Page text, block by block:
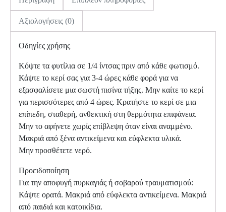
Αξιολογήσεις (0)
Οδηγίες χρήσης
Κόψτε τα φυτίλια σε 1/4 ίντσας πριν από κάθε φωτισμό.
Κάψτε το κερί σας για 3-4 ώρες κάθε φορά για να
εξασφαλίσετε μια σωστή πισίνα τήξης. Μην καίτε το κερί
για περισσότερες από 4 ώρες. Κρατήστε το κερί σε μια
επίπεδη, σταθερή, ανθεκτική στη θερμότητα επιφάνεια.
Μην το αφήνετε χωρίς επίβλεψη όταν είναι αναμμένο.
Μακριά από ξένα αντικείμενα και εύφλεκτα υλικά.
Μην προσθέτετε νερό.
Προειδοποίηση
Για την αποφυγή πυρκαγιάς ή σοβαρού τραυματισμού:
Κάψτε ορατά. Μακριά από εύφλεκτα αντικείμενα. Μακριά
από παιδιά και κατοικίδια.